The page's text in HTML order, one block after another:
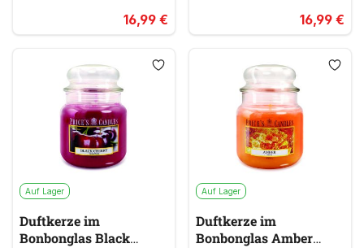
16,99 € 16,99 €
Auf Lager
Duftkerze im
Bonbonglas Black
Auf Lager
Duftkerze im
Bonbonglas Amber